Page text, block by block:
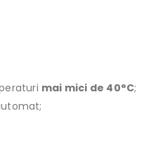
mai mici de 40°C;